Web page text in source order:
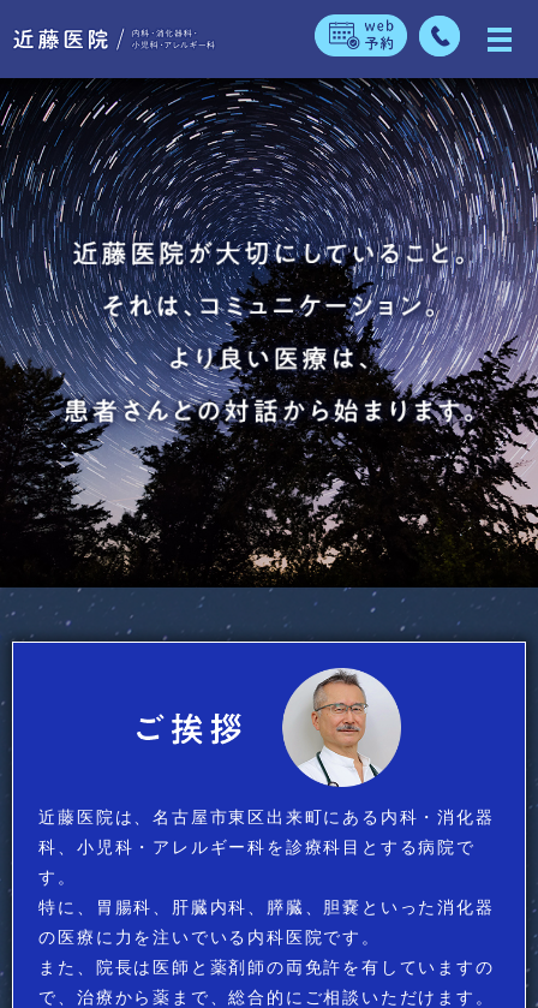
近藤医院は、名古屋市東区出来町にある内科・消化器
科、小児科・アレルギー科を診療科目とする病院で
す。
特に、胃腸科、肝臓内科、膵臓、胆嚢といった消化器
の医療に力を注いでいる内科医院です。
また、院長は医師と薬剤師の両免許を有していますの
で、治療から薬まで、総合的にご相談いただけます。